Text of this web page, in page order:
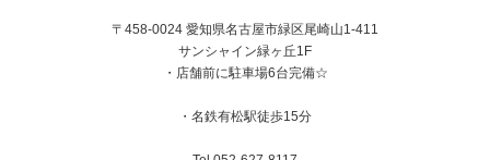
〒458-0024 愛知県名古屋市緑区尾崎山1-411
サンシャイン緑ヶ丘1F
・店舗前に駐車場6台完備☆
・名鉄有松駅徒歩15分